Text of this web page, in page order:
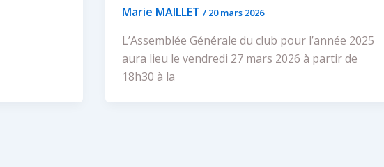
Marie MAILLET/ 20 mars 2026
L’Assemblée Générale du club pour l’année 2025
aura lieu le vendredi 27 mars 2026 à partir de
18h30 à la